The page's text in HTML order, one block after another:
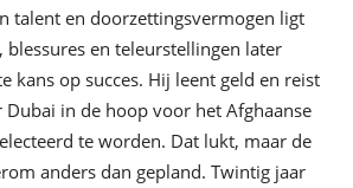
talent en doorzettingsvermogen ligt
blessures en teleurstellingen later
kans op succes. Hij leent geld en reist
Dubai in de hoop voor het Afghaanse
te worden. Dat lukt, maar de
anders dan gepland. Twintig jaar